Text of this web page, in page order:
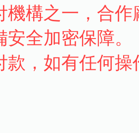
構之一，合作
全加密保障。
，如有任何